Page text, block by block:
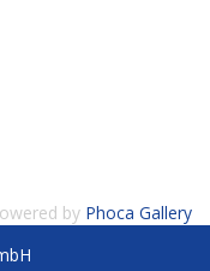
by Phoca Gallery